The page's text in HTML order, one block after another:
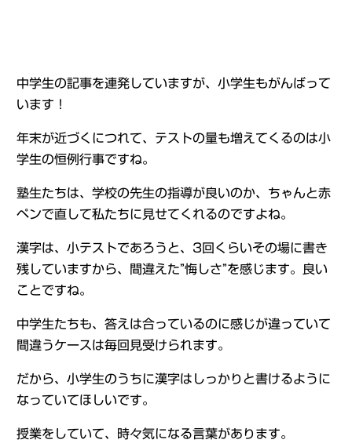
中学生の記事を連発していますが、小学生もがんばって
います！
年末が近づくにつれて、テストの量も増えてくるのは小
学生の恒例行事ですね。
塾生たちは、学校の先生の指導が良いのか、ちゃんと赤
ペンで直して私たちに見せてくれるのですよね。
漢字は、小テストであろうと、3回くらいその場に書き
残していますから、間違えた”悔しさ”を感じます。良い
ことですね。
中学生たちも、答えは合っているのに感じが違っていて
間違うケースは毎回見受けられます。
だから、小学生のうちに漢字はしっかりと書けるように
なっていてほしいです。
授業をしていて、時々気になる言葉があります。